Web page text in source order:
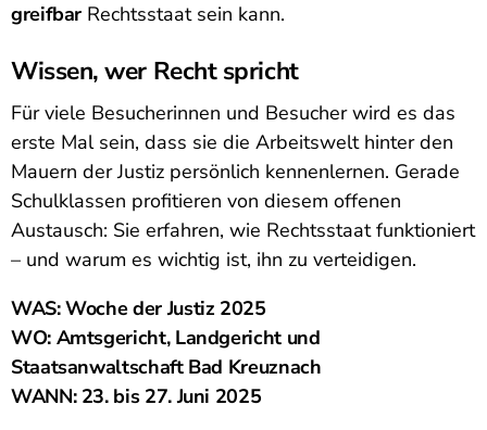
greifbar Rechtsstaat sein kann.
Wissen, wer Recht spricht
Für viele Besucherinnen und Besucher wird es das
erste Mal sein, dass sie die Arbeitswelt hinter den
Mauern der Justiz persönlich kennenlernen. Gerade
Schulklassen profitieren von diesem offenen
Austausch: Sie erfahren, wie Rechtsstaat funktioniert
– und warum es wichtig ist, ihn zu verteidigen.
WAS: Woche der Justiz 2025
WO: Amtsgericht, Landgericht und
Staatsanwaltschaft Bad Kreuznach
WANN: 23. bis 27. Juni 2025